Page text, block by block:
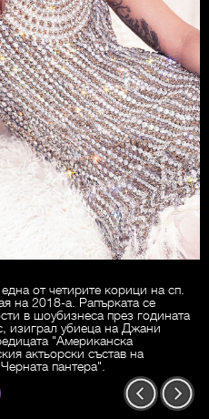
от четирите корици на сп.
на 2018-а. Рапърката се
в шоубизнеса през годината
изиграл убиеца на Джани
"Американска
актьорски състав на
пантера".